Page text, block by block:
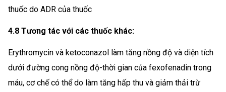
thuốc do ADR của thuốc
4.8 Tương tác với các thuốc khác:
Erythromycin và ketoconazol làm tăng nồng độ và diện tích
dưới đường cong nồng độ-thời gian của fexofenadin trong
máu, cơ chế có thể do làm tăng hấp thu và giảm thải trừ